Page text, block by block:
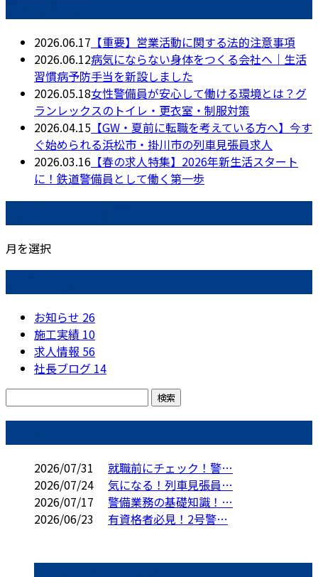
2026.06.17 【重要】営業活動に関する法的注意事項
2026.06.12病気にならない身体をつくる会社へ｜生活
習慣病予防手当を新設しました
2026.05.18女性警備員が安心して働ける環境とは？グ
ランレックスのトイレ・更衣室・制服対策
2026.04.15 【GW・夏前に転職を考えている方へ】今す
ぐ始められる浜松市・掛川市の列車見張員求人
2026.03.16 【春の求人特集】2026年新生活スタート
に！鉄道警備員として働く第一歩
月を選択
お知らせ 26
施工実績 10
求人情報 56
社長ブログ 14
2026/07/31
就職前にチェック！警…
2026/07/24
気になる！列車見張員…
2026/07/17
警備業務の基礎知識！…
2026/06/23
有資格者必見！2号警…